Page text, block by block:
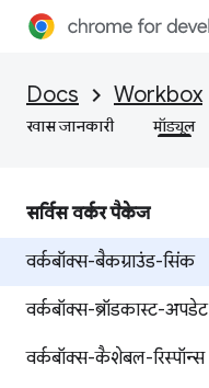
Docs Workbox
खास जानकारी मॉड्यूल
सर्विस वर्कर पैकेज
वर्कबॉक्स-बैकग्राउंड-सिंक
वर्कबॉक्स-ब्रॉडकास्ट-अपडेट
वर्कबॉक्स-कैशेबल-रिस्पॉन्स